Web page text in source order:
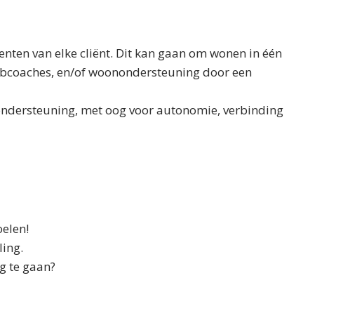
van elke cliënt. Dit kan gaan om wonen in één
en/of woonondersteuning door een
met oog voor autonomie, verbinding
te gaan?